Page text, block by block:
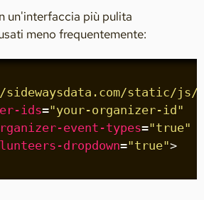
un'interfaccia più pulita
meno frequentemente:
static/js/
ids="your-organizer-id"
event-types="true"
dropdown="true">